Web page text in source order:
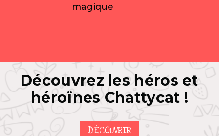
magique
Découvrez les héros et
héroïnes Chattycat !
DÉCOUVRIR